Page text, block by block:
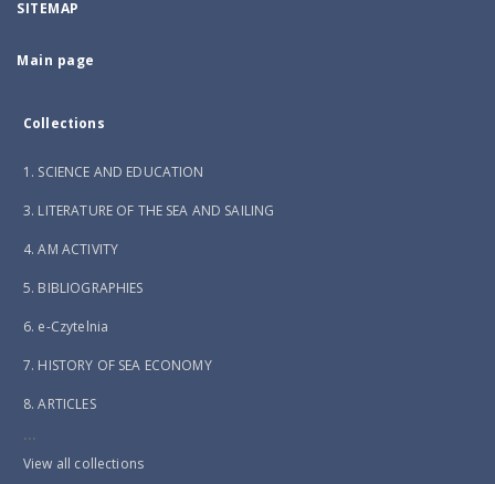
SITEMAP
Main page
Collections
1. SCIENCE AND EDUCATION
3. LITERATURE OF THE SEA AND SAILING
4. AM ACTIVITY
5. BIBLIOGRAPHIES
6. e-Czytelnia
7. HISTORY OF SEA ECONOMY
8. ARTICLES
...
View all collections